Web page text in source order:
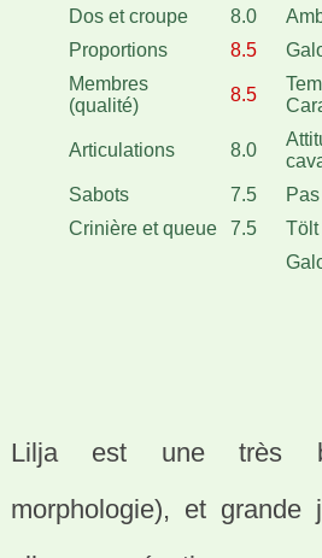
Dos et croupe 8.0
Proportions
8.5
Membres
(qualité)
8.5
Articulations 8.0
Sabots 7.5 Pas
Crinière et queue
7.5 Tölt
Lilja est une très
morphologie), et grande